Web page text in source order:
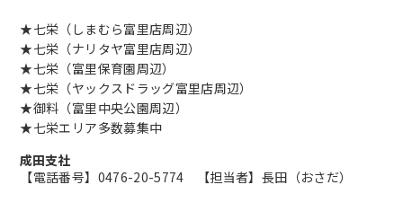
★七栄（しまむら富里店周辺）
★七栄（ナリタヤ富里店周辺）
★七栄（富里保育園周辺）
★七栄（ヤックスドラッグ富里店周辺）
★御料（富里中央公園周辺）
★七栄エリア多数募集中
成田支社
【電話番号】0476-20-5774 【担当者】長田（おさだ）